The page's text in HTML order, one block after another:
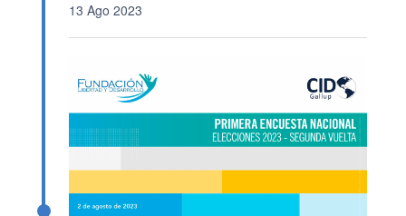
13 Ago 2023